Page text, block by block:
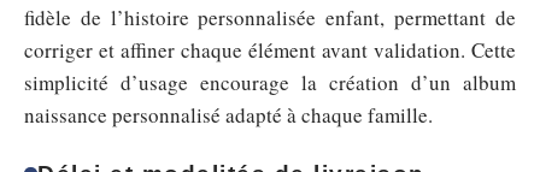
fidèle de l’histoire personnalisée enfant, permettant de
corriger et affiner chaque élément avant validation. Cette
simplicité d’usage encourage la création d’un album
naissance personnalisé adapté à chaque famille.